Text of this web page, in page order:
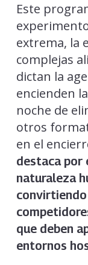
Este
extrema, la
complejas
dictan la
encienden
noche de
otros
en el
destaca por
naturaleza
que deben
entornos